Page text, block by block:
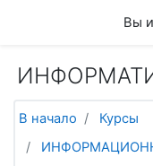
Вы
В начало
Курсы